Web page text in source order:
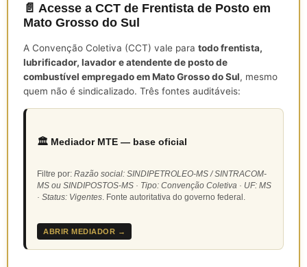
📄 Acesse a CCT de Frentista de Posto em
Mato Grosso do Sul
A Convenção Coletiva (CCT) vale para todo frentista,
lubrificador, lavador e atendente de posto de
combustível empregado em Mato Grosso do Sul, mesmo
quem não é sindicalizado. Três fontes auditáveis:
🏛️ Mediador MTE — base oficial
Filtre por: Razão social: SINDIPETROLEO-MS / SINTRACOM-
MS ou SINDIPOSTOS-MS · Tipo: Convenção Coletiva · UF: MS
· Status: Vigentes. Fonte autoritativa do governo federal.
ABRIR MEDIADOR →